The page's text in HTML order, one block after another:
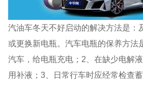
汽油车冬天不好启动的解决方法是：
或更换新电瓶。汽车电瓶的保养方法
汽车，给电瓶充电；2、在缺少电解
用补液；3、日常行车时应经常检查